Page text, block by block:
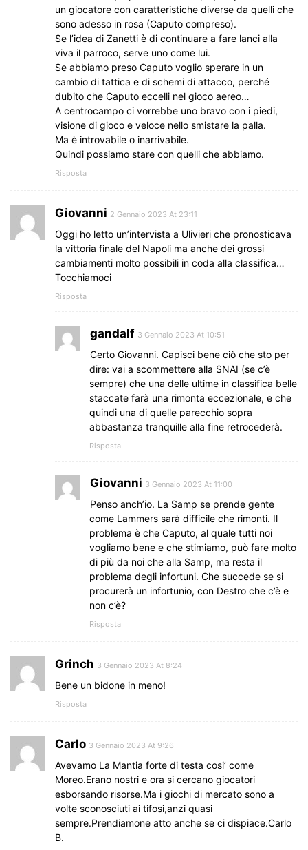
un giocatore con caratteristiche diverse da quelli che
sono adesso in rosa (Caputo compreso).
Se l’idea di Zanetti è di continuare a fare lanci alla
viva il parroco, serve uno come lui.
Se abbiamo preso Caputo voglio sperare in un
cambio di tattica e di schemi di attacco, perché
dubito che Caputo eccelli nel gioco aereo…
A centrocampo ci vorrebbe uno bravo con i piedi,
visione di gioco e veloce nello smistare la palla.
Ma è introvabile o inarrivabile.
Quindi possiamo stare con quelli che abbiamo.
Risposta
Giovanni 2 Gennaio 2023 At 23:11
Oggi ho letto un’intervista a Ulivieri che pronosticava
la vittoria finale del Napoli ma anche dei grossi
cambiamenti molto possibili in coda alla classifica…
Tocchiamoci
Risposta
gandalf 3 Gennaio 2023 At 10:51
Certo Giovanni. Capisci bene ciò che sto per
dire: vai a scommettere alla SNAI (se c’è
sempre) che una delle ultime in classifica belle
staccate farà una rimonta eccezionale, e che
quindi una di quelle parecchio sopra
abbastanza tranquille alla fine retrocederà.
Risposta
Giovanni 3 Gennaio 2023 At 11:00
Penso anch’io. La Samp se prende gente
come Lammers sarà difficile che rimonti. Il
problema è che Caputo, al quale tutti noi
vogliamo bene e che stimiamo, può fare molto
di più da noi che alla Samp, ma resta il
problema degli infortuni. Che succede se si
procurerà un infortunio, con Destro che c’è e
non c’è?
Risposta
Grinch 3 Gennaio 2023 At 8:24
Bene un bidone in meno!
Risposta
Carlo 3 Gennaio 2023 At 9:26
Avevamo La Mantia forte di testa cosi’ come
Moreo.Erano nostri e ora si cercano giocatori
esborsando risorse.Ma i giochi di mercato sono a
volte sconosciuti ai tifosi,anzi quasi
sempre.Prendiamone atto anche se ci dispiace.Carlo
B.